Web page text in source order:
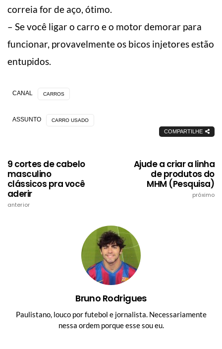
correia for de aço, ótimo.
– Se você ligar o carro e o motor demorar para
funcionar, provavelmente os bicos injetores estão
entupidos.
CANAL CARROS
ASSUNTO CARRO USADO
COMPARTILHE
9 cortes de cabelo
masculino
clássicos pra você
aderir
anterior
Ajude a criar a linha
de produtos do
MHM (Pesquisa)
próximo
Bruno Rodrigues
Paulistano, louco por futebol e jornalista. Necessariamente
nessa ordem porque esse sou eu.